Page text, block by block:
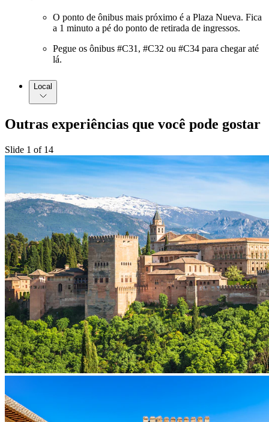
O ponto de ônibus mais próximo é a Plaza Nueva. Fica
a 1 minuto a pé do ponto de retirada de ingressos.
Pegue os ônibus #C31, #C32 ou #C34 para chegar até
lá.
Local
Outras experiências que você pode gostar
Slide 1 of 14